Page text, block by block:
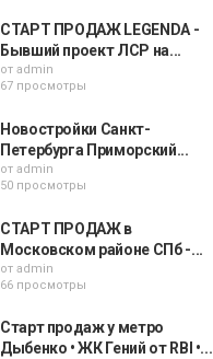
СТАРТ ПРОДАЖ LEGENDA -
Бывший проект ЛСР на...
от admin
67 просмотры
Новостройки Санкт-
Петербурга Приморский...
от admin
50 просмотры
СТАРТ ПРОДАЖ в
Московском районе СПб -...
от admin
66 просмотры
Старт продаж у метро
Дыбенко • ЖК Гений от RBI •...